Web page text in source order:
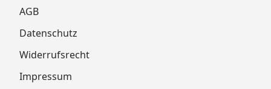
AGB
Datenschutz
Widerrufsrecht
Impressum